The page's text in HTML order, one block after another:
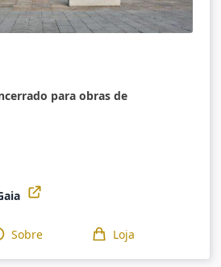
para obras de
Sobre Loja